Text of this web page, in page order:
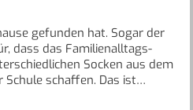
gefunden hat. Sogar der
dass das Familienalltags-
Socken aus dem
schaffen. Das ist
Doch eines Morgens